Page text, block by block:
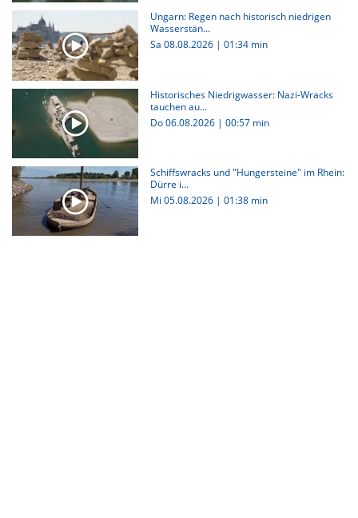
Ungarn: Regen nach historisch niedrigen
Wasserstän...
Sa 08.08.2026 | 01:34 min
Historisches Niedrigwasser: Nazi-Wracks
tauchen au...
Do 06.08.2026 | 00:57 min
Schiffswracks und "Hungersteine" im Rhein:
Dürre i...
Mi 05.08.2026 | 01:38 min